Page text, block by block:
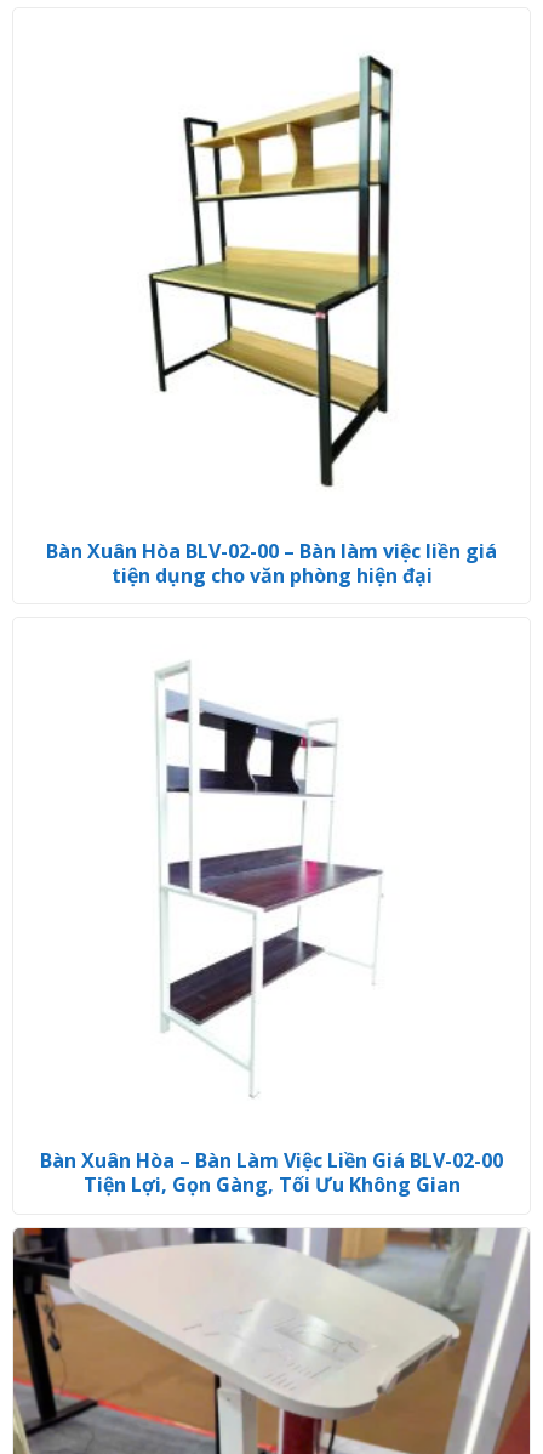
Bàn Xuân Hòa BLV-02-00 – Bàn làm việc liền giá
tiện dụng cho văn phòng hiện đại
Bàn Xuân Hòa – Bàn Làm Việc Liền Giá BLV-02-00
Tiện Lợi, Gọn Gàng, Tối Ưu Không Gian